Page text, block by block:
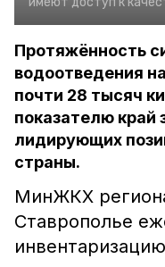
Протяжённость
водоотведения
почти 28 тысяч
показателю край
лидирующих
страны.
МинЖКХ
Ставрополье